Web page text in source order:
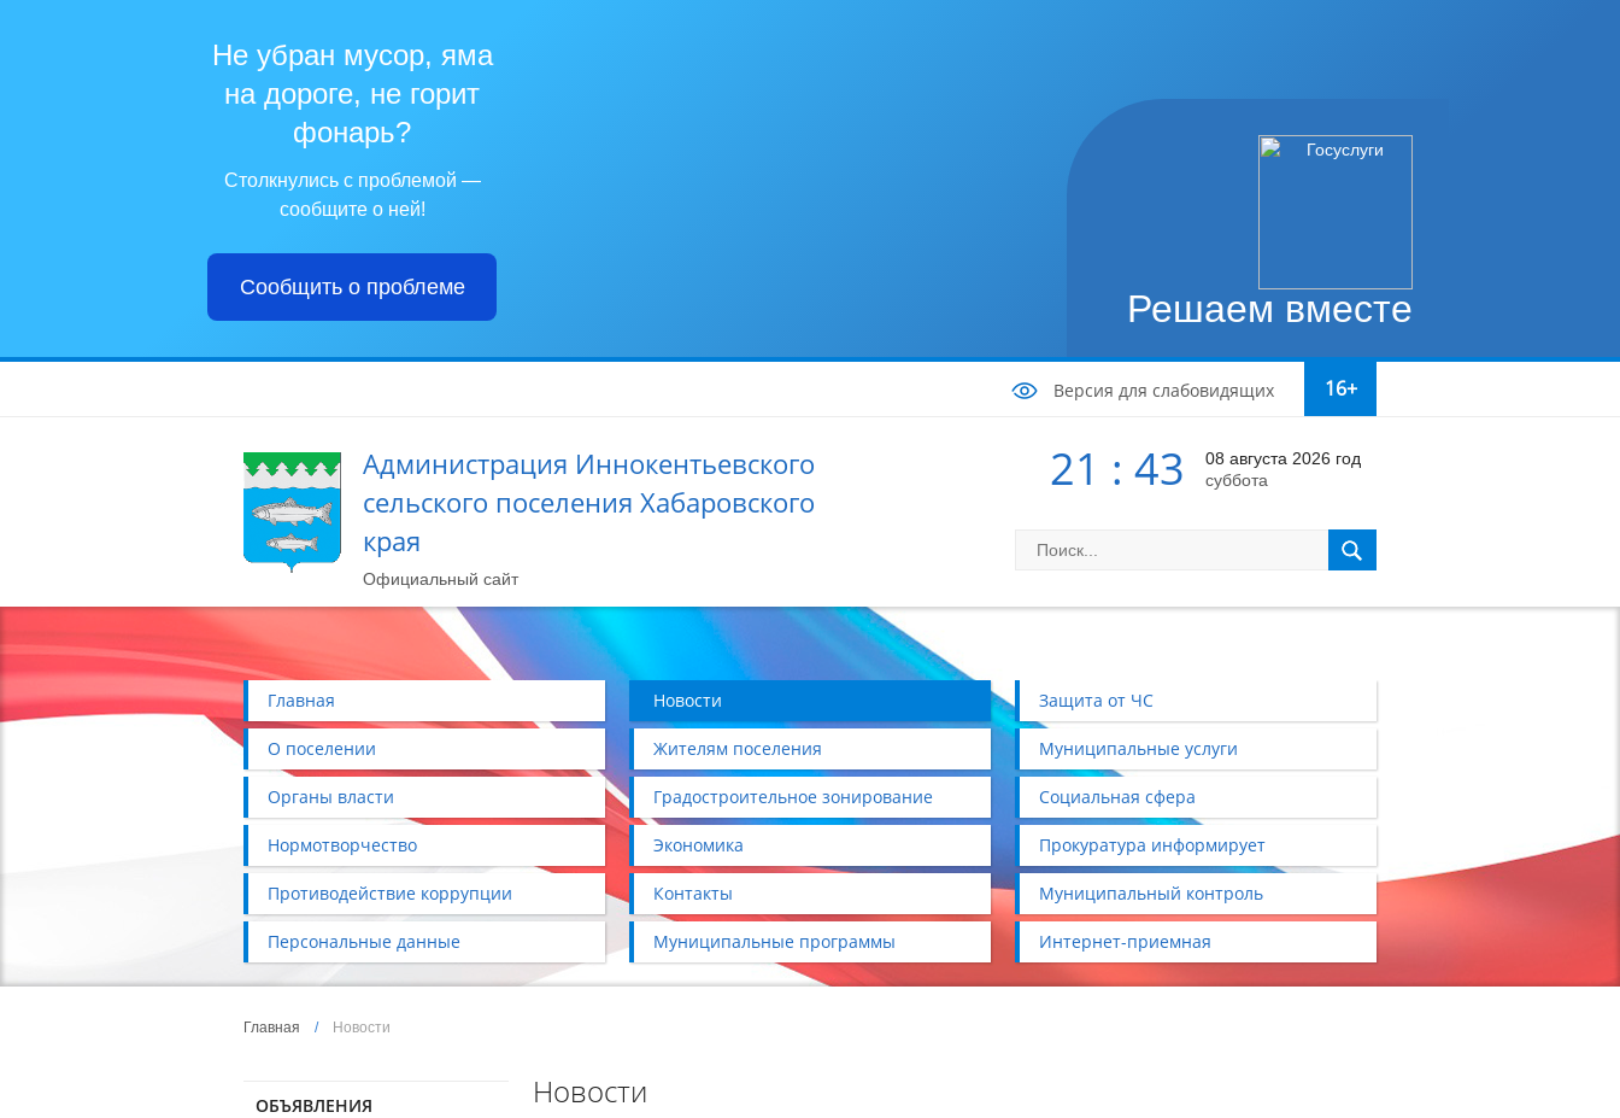
Решаем вместе
Не убран мусор, яма
на дороге, не горит
фонарь?
Столкнулись с проблемой —
сообщите о ней!
Сообщить о проблеме
Версия для слабовидящих 16+
Администрация Иннокентьевского
сельского поселения Хабаровского
края
Официальный сайт
21 : 43
08 августа 2026 год
суббота
Главная Новости Защита от ЧС
О поселении Жителям поселения Муниципальные услуги
Органы власти Градостроительное зонирование Социальная сфера
Нормотворчество Экономика Прокуратура информирует
Противодействие коррупции Контакты Муниципальный контроль
Персональные данные Муниципальные программы Интернет-приемная
Главная / Новости
ОБЪЯВЛЕНИЯ Новости